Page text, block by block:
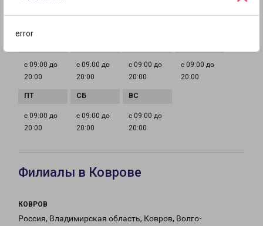
error
с 09:00 до
20:00
с 09:00 до
20:00
с 09:00 до
20:00
с 09:00 до
20:00
с 09:00 до
20:00
с 09:00 до
20:00
с 09:00 до
20:00
Филиалы в Коврове
КОВРОВ
Россия, Владимирская область, Ковров, Волго-